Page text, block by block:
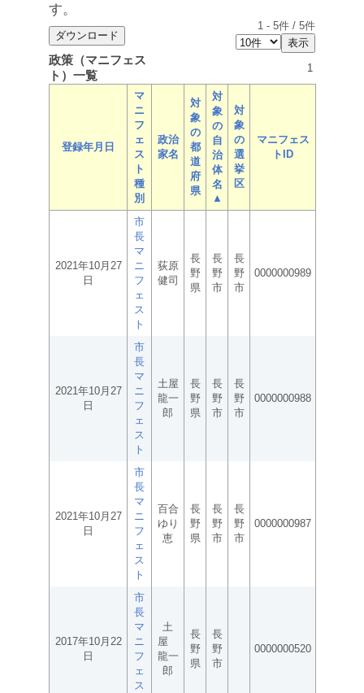
す。
1 - 5件 / 5件
政策（マニフェス
ト）一覧
1
登録年月日
マ
ニ
フ
ェ
ス
ト
種
別
政治
家名
対
象
の
都
道
府
県
対
象
の
自
治
体
名
▲
対
象
の
選
挙
区
マニフェス
トID
2021年10月27
日
市
長
マ
ニ
フ
ェ
ス
ト
荻原
健司
長
野
県
長
野
市
長
野
市
0000000989
2021年10月27
日
市
長
マ
ニ
フ
ェ
ス
ト
土屋
龍一
郎
長
野
県
長
野
市
長
野
市
0000000988
2021年10月27
日
市
長
マ
ニ
フ
ェ
ス
ト
百合
ゆり
恵
長
野
県
長
野
市
長
野
市
0000000987
2017年10月22
日
市
長
マ
ニ
フ
ェ
ス
土
屋
龍一
郎
長
野
県
長
野
市
0000000520